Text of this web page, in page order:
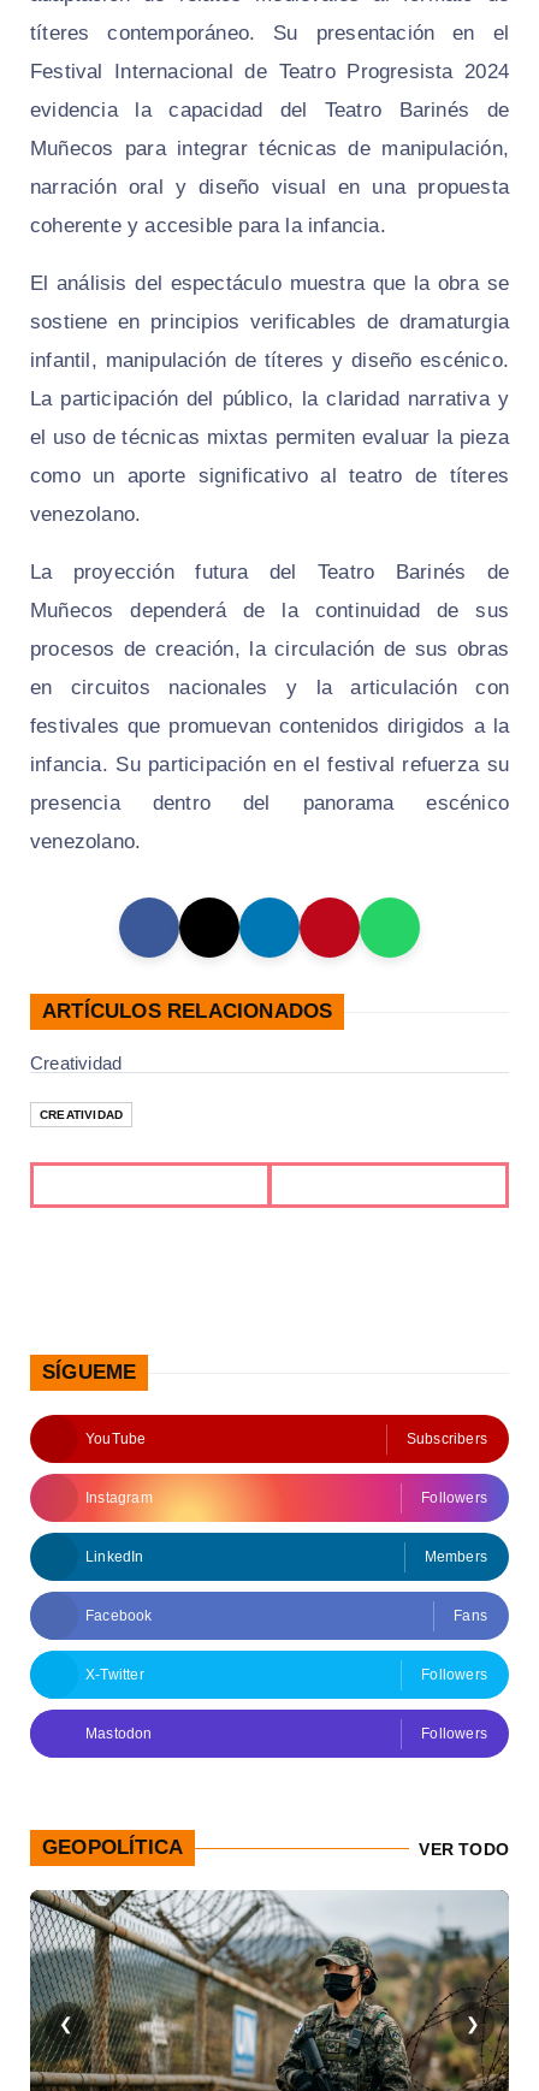
títeres contemporáneo. Su presentación en el
Festival Internacional de Teatro Progresista 2024
evidencia la capacidad del Teatro Barinés de
Muñecos para integrar técnicas de manipulación,
narración oral y diseño visual en una propuesta
coherente y accesible para la infancia.
El análisis del espectáculo muestra que la obra se
sostiene en principios verificables de dramaturgia
infantil, manipulación de títeres y diseño escénico.
La participación del público, la claridad narrativa y
el uso de técnicas mixtas permiten evaluar la pieza
como un aporte significativo al teatro de títeres
venezolano.
La proyección futura del Teatro Barinés de
Muñecos dependerá de la continuidad de sus
procesos de creación, la circulación de sus obras
en circuitos nacionales y la articulación con
festivales que promuevan contenidos dirigidos a la
infancia. Su participación en el festival refuerza su
presencia dentro del panorama escénico
venezolano.
ARTÍCULOS RELACIONADOS
Creatividad
CREATIVIDAD
SÍGUEME
YouTube Subscribers
Instagram Followers
LinkedIn Members
Facebook Fans
X-Twitter Followers
Mastodon Followers
GEOPOLÍTICA VER TODO
❮ ❯